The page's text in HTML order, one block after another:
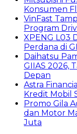
Konsumen
VinFast
Program
XPENG L03
Perdana di
Daihatsu
GIIAS 2026,
Depan
Astra
Kredit Mobil
Promo Gila
dan Motor
Juta